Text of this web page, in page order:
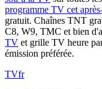
programme TV cet
gratuit. Chaînes TNT
C8, W9, TMC et bien
TV et grille TV heure
émission préférée.
TVfr